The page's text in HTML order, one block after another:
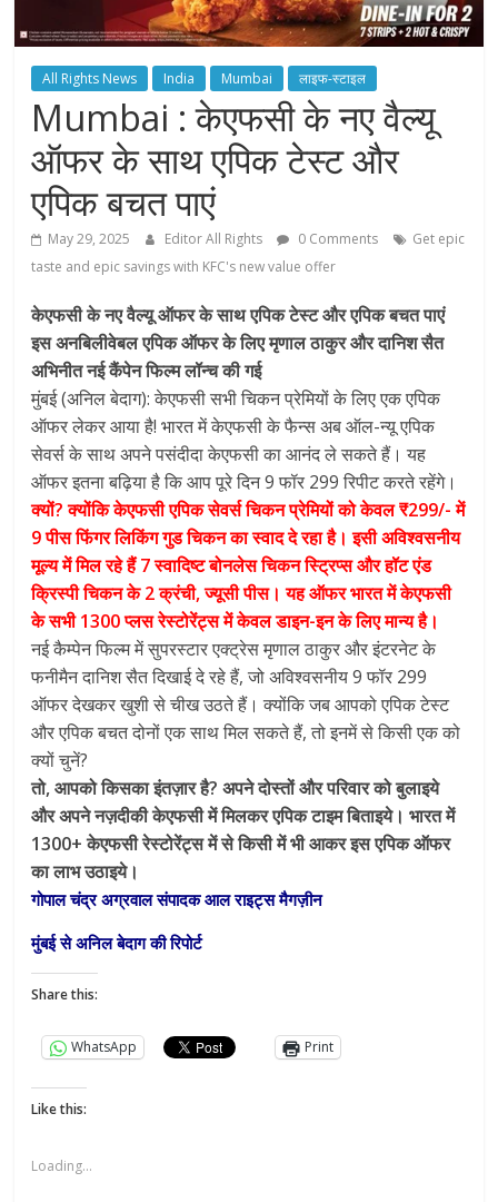
All Rights News India Mumbai लाइफ-स्टाइल
Mumbai : केएफसी के नए वैल्यू
ऑफर के साथ एपिक टेस्ट और
एपिक बचत पाएं
May 29, 2025 Editor All Rights 0 Comments
Get epic
taste and epic savings with KFC's new value offer
केएफसी के नए वैल्यू ऑफर के साथ एपिक टेस्ट और एपिक बचत पाएं
इस अनबिलीवेबल एपिक ऑफर के लिए मृणाल ठाकुर और दानिश सैत
अभिनीत नई कैंपेन फिल्म लॉन्च की गई
मुंबई (अनिल बेदाग): केएफसी सभी चिकन प्रेमियों के लिए एक एपिक
ऑफर लेकर आया है! भारत में केएफसी के फैन्स अब ऑल-न्यू एपिक
सेवर्स के साथ अपने पसंदीदा केएफसी का आनंद ले सकते हैं। यह
ऑफर इतना बढ़िया है कि आप पूरे दिन 9 फॉर 299 रिपीट करते रहेंगे।
क्यों? क्योंकि केएफसी एपिक सेवर्स चिकन प्रेमियों को केवल ₹299/- में
9 पीस फिंगर लिकिंग गुड चिकन का स्वाद दे रहा है। इसी अविश्वसनीय
मूल्य में मिल रहे हैं 7 स्वादिष्ट बोनलेस चिकन स्ट्रिप्स और हॉट एंड
क्रिस्पी चिकन के 2 क्रंची, ज्यूसी पीस। यह ऑफर भारत में केएफसी
के सभी 1300 प्लस रेस्टोरेंट्स में केवल डाइन-इन के लिए मान्य है।
नई कैम्पेन फिल्म में सुपरस्टार एक्ट्रेस मृणाल ठाकुर और इंटरनेट के
फनीमैन दानिश सैत दिखाई दे रहे हैं, जो अविश्वसनीय 9 फॉर 299
ऑफर देखकर खुशी से चीख उठते हैं। क्योंकि जब आपको एपिक टेस्ट
और एपिक बचत दोनों एक साथ मिल सकते हैं, तो इनमें से किसी एक को
क्यों चुनें?
तो, आपको किसका इंतज़ार है? अपने दोस्तों और परिवार को बुलाइये
और अपने नज़दीकी केएफसी में मिलकर एपिक टाइम बिताइये। भारत में
1300+ केएफसी रेस्टोरेंट्स में से किसी में भी आकर इस एपिक ऑफर
का लाभ उठाइये।
गोपाल चंद्र अग्रवाल संपादक आल राइट्स मैगज़ीन
मुंबई से अनिल बेदाग की रिपोर्ट
Share this:
WhatsApp Print
Like this:
Loading...